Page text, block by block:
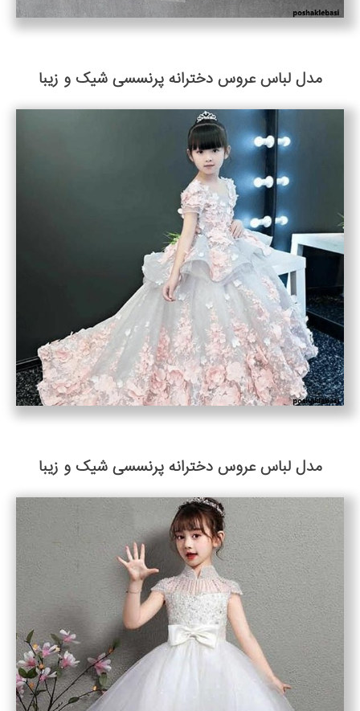
مدل لباس عروس دخترانه پرنسسی شیک و زیبا
مدل لباس عروس دخترانه پرنسسی شیک و زیبا